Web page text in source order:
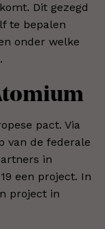
Dit gezegd
te bepalen
onder welke
pact. Via
van de federale
in
een project. In
project in